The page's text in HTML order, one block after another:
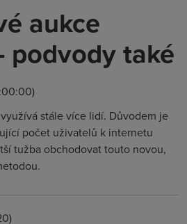
aukce
podvody také
stále více lidí. Důvodem je
počet uživatelů k internetu
tužba obchodovat touto novou,